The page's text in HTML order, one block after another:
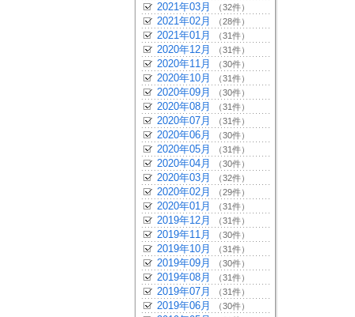
2021年03月 （32件）
2021年02月 （28件）
2021年01月 （31件）
2020年12月 （31件）
2020年11月 （30件）
2020年10月 （31件）
2020年09月 （30件）
2020年08月 （31件）
2020年07月 （31件）
2020年06月 （30件）
2020年05月 （31件）
2020年04月 （30件）
2020年03月 （32件）
2020年02月 （29件）
2020年01月 （31件）
2019年12月 （31件）
2019年11月 （30件）
2019年10月 （31件）
2019年09月 （30件）
2019年08月 （31件）
2019年07月 （31件）
2019年06月 （30件）